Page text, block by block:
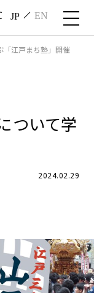
JP EN
「江戸まち塾」開催
ついて学
2024.02.29